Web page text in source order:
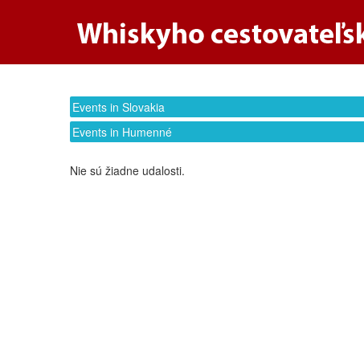
Events in Slovakia
Events in Humenné
Nie sú žiadne udalosti.